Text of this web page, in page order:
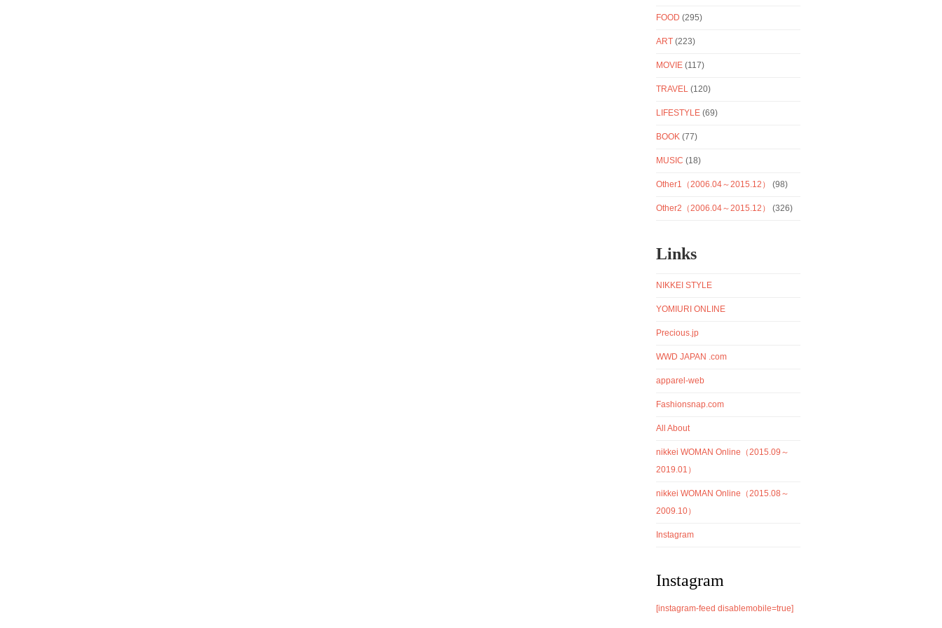
FOOD (295)
ART (223)
MOVIE (117)
TRAVEL (120)
LIFESTYLE (69)
BOOK (77)
MUSIC (18)
Other1（2006.04～2015.12） (98)
Other2（2006.04～2015.12） (326)
Links
NIKKEI STYLE
YOMIURI ONLINE
Precious.jp
WWD JAPAN .com
apparel-web
Fashionsnap.com
All About
nikkei WOMAN Online（2015.09～
2019.01）
nikkei WOMAN Online（2015.08～
2009.10）
Instagram
Instagram
[instagram-feed disablemobile=true]